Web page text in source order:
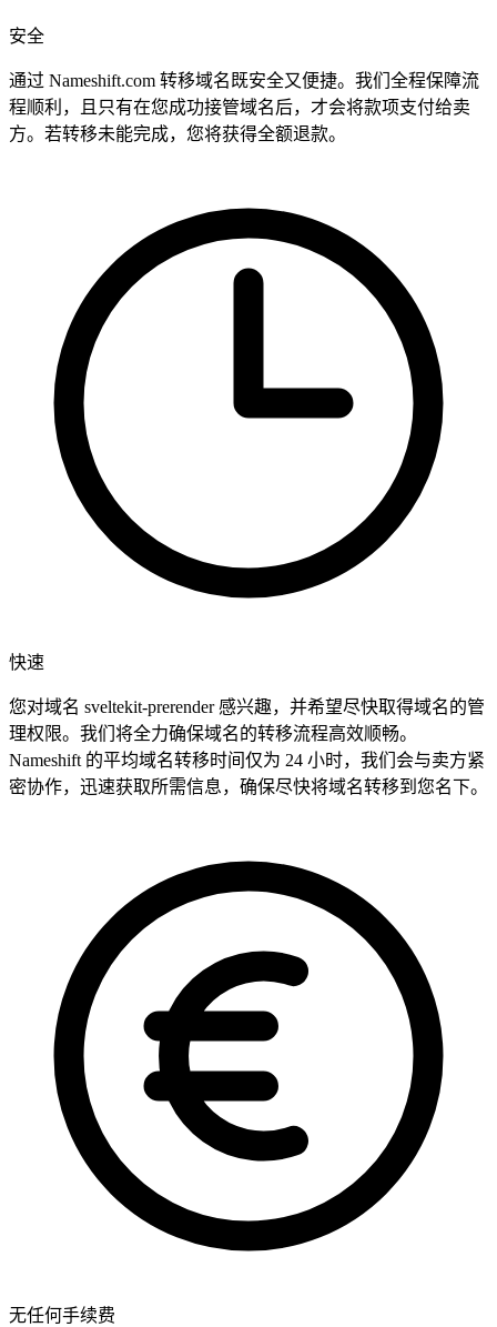
安全
通过 Nameshift.com 转移域名既安全又便捷。我们全程保障流
程顺利，且只有在您成功接管域名后，才会将款项支付给卖
方。若转移未能完成，您将获得全额退款。
快速
您对域名 sveltekit-prerender 感兴趣，并希望尽快取得域名的管
理权限。我们将全力确保域名的转移流程高效顺畅。
Nameshift 的平均域名转移时间仅为 24 小时，我们会与卖方紧
密协作，迅速获取所需信息，确保尽快将域名转移到您名下。
无任何手续费